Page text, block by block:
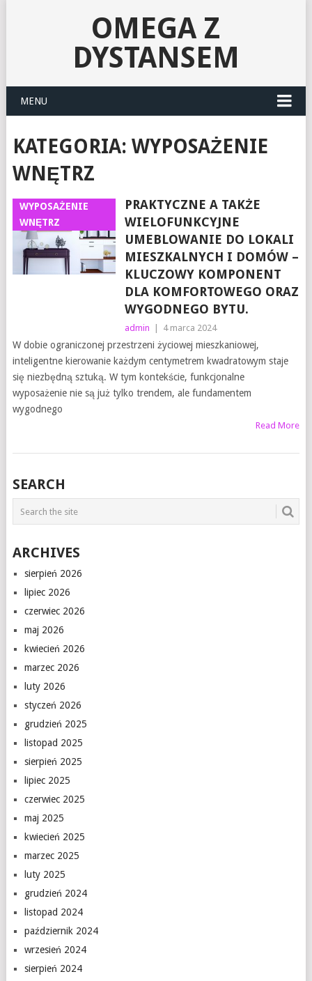
OMEGA Z
DYSTANSEM
MENU
KATEGORIA: WYPOSAŻENIE
WNĘTRZ
WYPOSAŻENIE
WNĘTRZ
PRAKTYCZNE A TAKŻE
WIELOFUNKCYJNE
UMEBLOWANIE DO LOKALI
MIESZKALNYCH I DOMÓW –
KLUCZOWY KOMPONENT
DLA KOMFORTOWEGO ORAZ
WYGODNEGO BYTU.
admin 4 marca 2024
W dobie ograniczonej przestrzeni życiowej mieszkaniowej,
inteligentne kierowanie każdym centymetrem kwadratowym staje
się niezbędną sztuką. W tym kontekście, funkcjonalne
wyposażenie nie są już tylko trendem, ale fundamentem
wygodnego
Read More
SEARCH
ARCHIVES
sierpień 2026
lipiec 2026
czerwiec 2026
maj 2026
kwiecień 2026
marzec 2026
luty 2026
styczeń 2026
grudzień 2025
listopad 2025
sierpień 2025
lipiec 2025
czerwiec 2025
maj 2025
kwiecień 2025
marzec 2025
luty 2025
grudzień 2024
listopad 2024
październik 2024
wrzesień 2024
sierpień 2024